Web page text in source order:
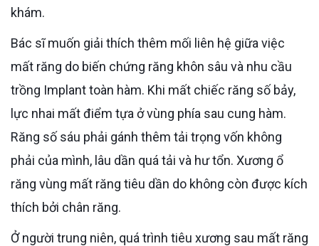
khám.
Bác sĩ muốn giải thích thêm mối liên hệ giữa việc
mất răng do biến chứng răng khôn sâu và nhu cầu
trồng Implant toàn hàm. Khi mất chiếc răng số bảy,
lực nhai mất điểm tựa ở vùng phía sau cung hàm.
Răng số sáu phải gánh thêm tải trọng vốn không
phải của mình, lâu dần quá tải và hư tổn. Xương ổ
răng vùng mất răng tiêu dần do không còn được kích
thích bởi chân răng.
Ở người trung niên, quá trình tiêu xương sau mất răng